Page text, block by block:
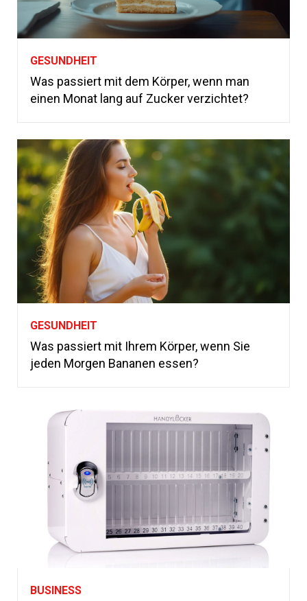
GESUNDHEIT
Was passiert mit dem Körper, wenn man
einen Monat lang auf Zucker verzichtet?
GESUNDHEIT
Was passiert mit Ihrem Körper, wenn Sie
jeden Morgen Bananen essen?
BUSINESS